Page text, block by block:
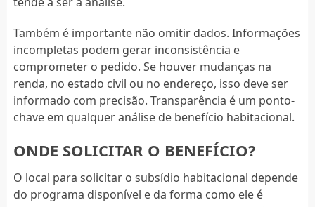
Também é importante não omitir dados. Informações
incompletas podem gerar inconsistência e
comprometer o pedido. Se houver mudanças na
renda, no estado civil ou no endereço, isso deve ser
informado com precisão. Transparência é um ponto-
chave em qualquer análise de benefício habitacional.
ONDE SOLICITAR O BENEFÍCIO?
O local para solicitar o subsídio habitacional depende
do programa disponível e da forma como ele é